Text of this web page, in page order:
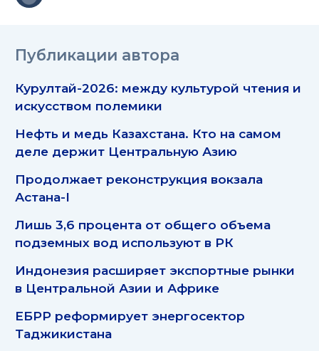
Публикации автора
Курултай-2026: между культурой чтения и
искусством полемики
Нефть и медь Казахстана. Кто на самом
деле держит Центральную Азию
Продолжает реконструкция вокзала
Астана-I
Лишь 3,6 процента от общего объема
подземных вод используют в РК
Индонезия расширяет экспортные рынки
в Центральной Азии и Африке
ЕБРР реформирует энергосектор
Таджикистана